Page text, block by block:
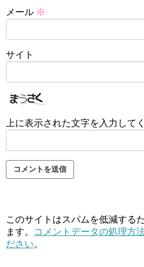
メール ※
サイト
上に表示された文字を入力して
このサイトはスパムを低減する
ます。
コメントデータの処理方
ださい。